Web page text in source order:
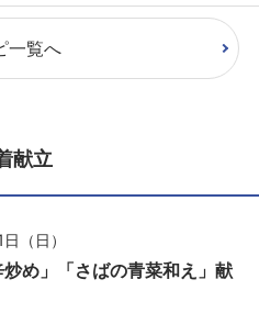
一覧へ
献立
（日）
炒め」「さばの青菜和え」献